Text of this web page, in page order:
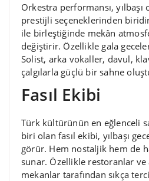
Orkestra performansı, yılbaşı
prestijli seçeneklerinden
ile birleştiğinde mekân
değiştirir. Özellikle gala
Solist, arka vokaller, davul,
çalgılarla güçlü bir sahne
Fasıl Ekibi
Türk kültürünün en eğlenceli
biri olan fasıl ekibi, yılbaşı
görür. Hem nostaljik hem de
sunar. Özellikle restoranlar
mekanlar tarafından sıkça